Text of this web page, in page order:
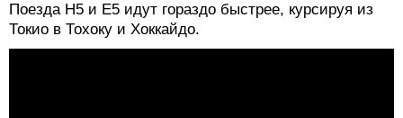
Поезда H5 и E5 идут гораздо быстрее, курсируя из
Токио в Тохоку и Хоккайдо.